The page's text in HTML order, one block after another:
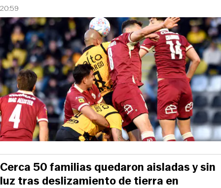
20:59
Cerca 50 familias quedaron aisladas y sin
luz tras deslizamiento de tierra en